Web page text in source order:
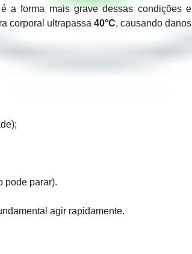
é a forma mais grave dessas condições e
corporal ultrapassa 40°C, causando danos
pode parar).
agir rapidamente.